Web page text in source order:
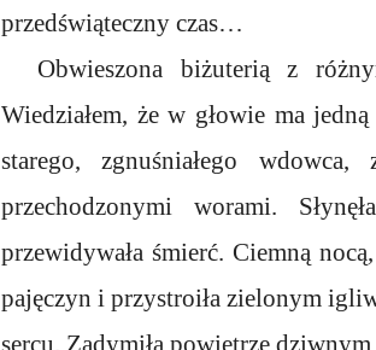
przedświąteczny czas…
Obwieszona biżuterią z
Wiedziałem, że w głowie ma
starego, zgnuśniałego
przechodzonymi worami.
przewidywała śmierć. Ciemną
pajęczyn i przystroiła zielonym
sercu. Zadymiła powietrze dziwnym